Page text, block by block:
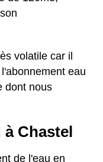
volatile car il
eau
dont nous
Chastel
de l'eau en